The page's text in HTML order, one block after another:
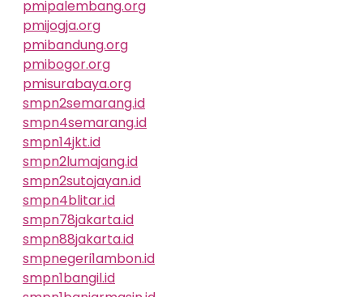
pmipalembang.org
pmijogja.org
pmibandung.org
pmibogor.org
pmisurabaya.org
smpn2semarang.id
smpn4semarang.id
smpn14jkt.id
smpn2lumajang.id
smpn2sutojayan.id
smpn4blitar.id
smpn78jakarta.id
smpn88jakarta.id
smpnegeri1ambon.id
smpn1bangil.id